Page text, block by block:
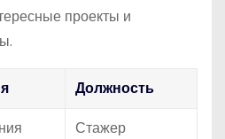
проекты и
Должность
Стажер